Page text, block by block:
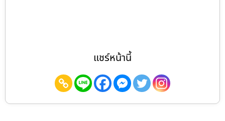
แชร์หน้านี้